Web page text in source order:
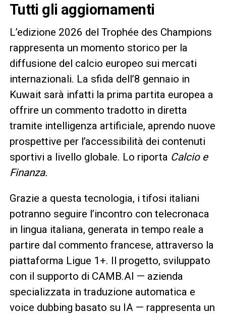
Tutti gli aggiornamenti
L’edizione 2026 del Trophée des Champions
rappresenta un momento storico per la
diffusione del calcio europeo sui mercati
internazionali. La sfida dell’8 gennaio in
Kuwait sarà infatti la prima partita europea a
offrire un commento tradotto in diretta
tramite intelligenza artificiale, aprendo nuove
prospettive per l’accessibilità dei contenuti
sportivi a livello globale. Lo riporta Calcio e
Finanza.
Grazie a questa tecnologia, i tifosi italiani
potranno seguire l’incontro con telecronaca
in lingua italiana, generata in tempo reale a
partire dal commento francese, attraverso la
piattaforma Ligue 1+. Il progetto, sviluppato
con il supporto di CAMB.AI — azienda
specializzata in traduzione automatica e
voice dubbing basato su IA — rappresenta un